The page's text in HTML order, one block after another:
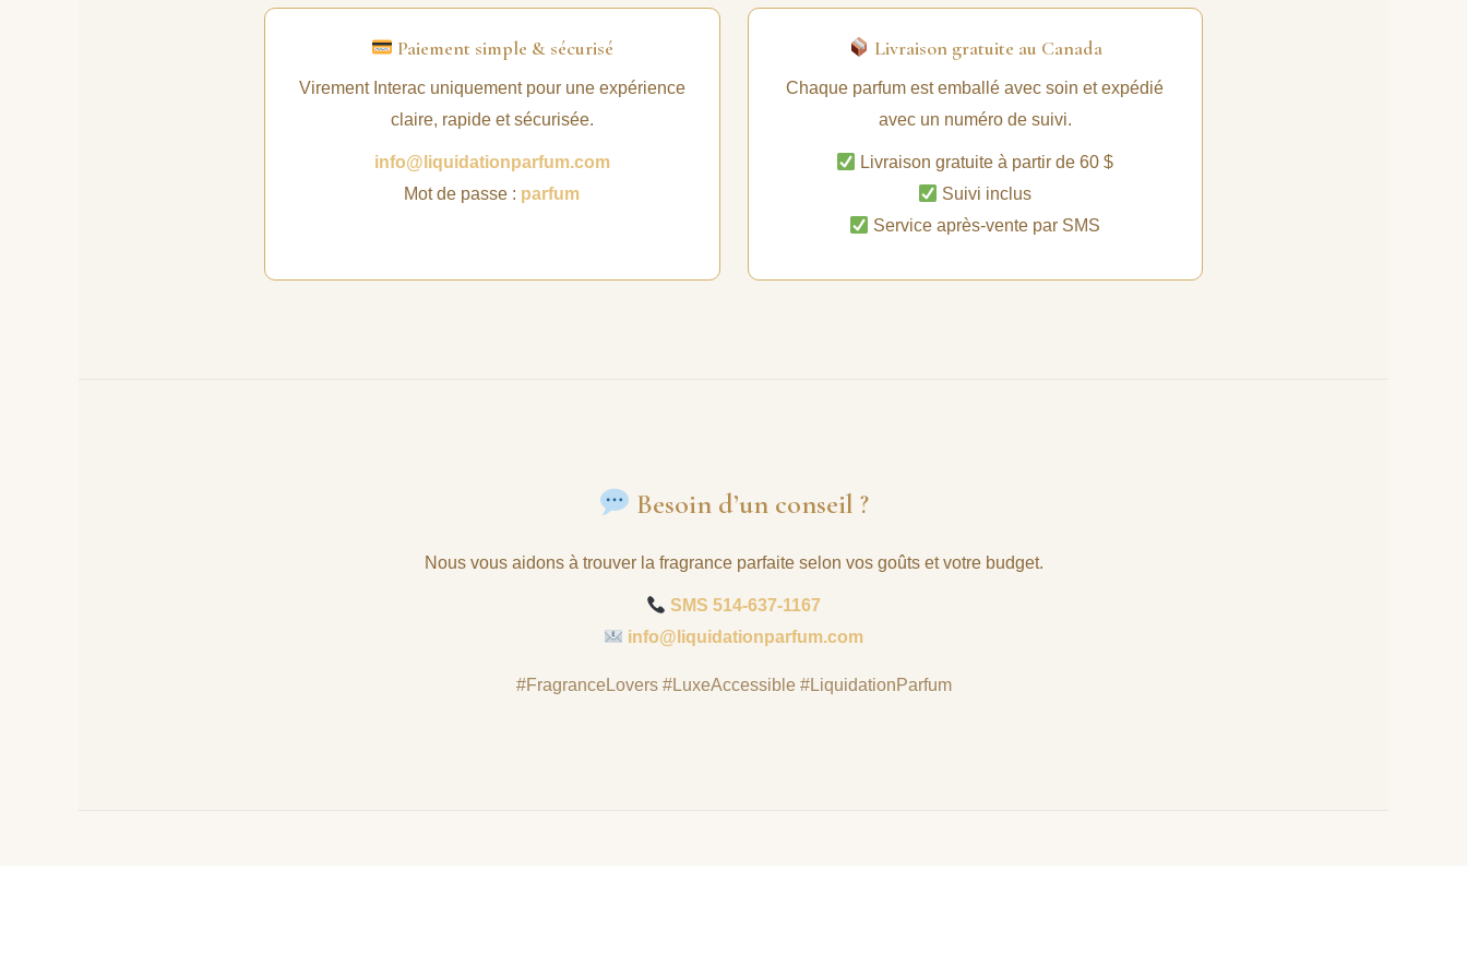
Paiement simple & sécurisé
Virement Interac uniquement pour une expérience
claire, rapide et sécurisée.
info@liquidationparfum.com
Mot de passe : parfum
Livraison gratuite au Canada
Chaque parfum est emballé avec soin et expédié
avec un numéro de suivi.
Livraison gratuite à partir de 60 $
Suivi inclus
Service après-vente par SMS
Besoin d’un conseil ?
Nous vous aidons à trouver la fragrance parfaite selon vos goûts et votre budget.
SMS 514-637-1167
info@liquidationparfum.com
#FragranceLovers #LuxeAccessible #LiquidationParfum